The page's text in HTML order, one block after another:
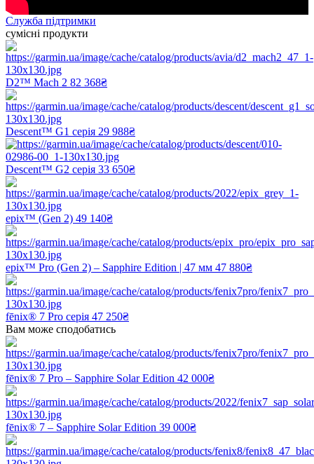
Служба підтримки
сумісні продукти
D2™ Mach 2 82 368₴
Descent™ G1 серія 29 988₴
Descent™ G2 серія 33 650₴
epix™ (Gen 2) 49 140₴
epix™ Pro (Gen 2) – Sapphire Edition | 47 мм 47 880₴
fēnix® 7 Pro серія 47 250₴
Вам може сподобатись
fēnix® 7 Pro – Sapphire Solar Edition 42 000₴
fēnix® 7 – Sapphire Solar Edition 39 000₴